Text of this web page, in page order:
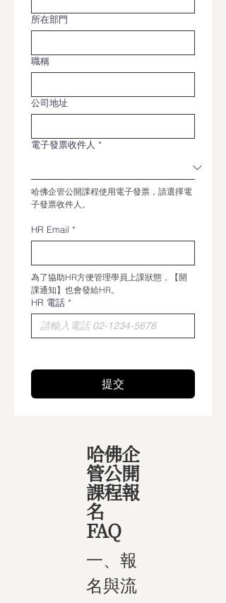
所在部門
職稱
公司地址
電子發票收件人 *
哈佛企管公開課程使用電子發票，請選擇電
子發票收件人。
HR Email *
為了協助HR方便管理學員上課狀態，【開
課通知】也會發給HR。
HR 電話 *
提交
哈佛企
管公開
課程報
名
FAQ
一、報
名與流